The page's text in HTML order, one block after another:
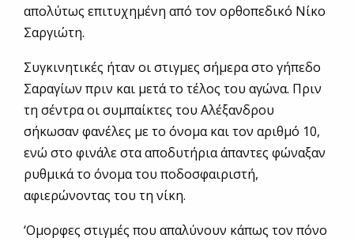
απολύτως επιτυχημένη από τον ορθοπεδικό Νίκο
Σαργιώτη.
Συγκινητικές ήταν οι στιγμες σήμερα στο γήπεδο
Σαραγίων πριν και μετά το τέλος του αγώνα. Πριν
τη σέντρα οι συμπαίκτες του Αλέξανδρου
σήκωσαν φανέλες με το όνομα και τον αριθμό 10,
ενώ στο φινάλε στα αποδυτήρια άπαντες φώναξαν
ρυθμικά το όνομα του ποδοσφαιριστή,
αφιερώνοντας του τη νίκη.
‘Ομορφες στιγμές που απαλύνουν κάπως τον πόνο